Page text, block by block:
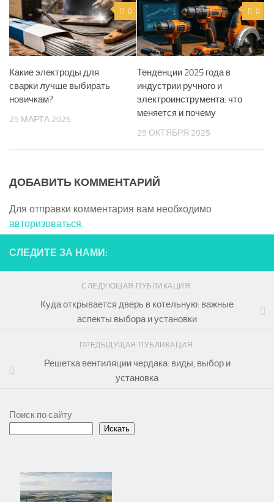
0
Какие электроды для
сварки лучше выбирать
новичкам?
25 МАРТА 2026
0
Тенденции 2025 года в
индустрии ручного и
электроинструмента: что
меняется и почему
29 ОКТЯБРЯ 2025
ДОБАВИТЬ КОММЕНТАРИЙ
Для отправки комментария вам необходимо
авторизоваться.
СЛЕДИТЕ ЗА НАМИ:
СЛЕДУЮЩАЯ ПУБЛИКАЦИЯ
Куда открывается дверь в котельную: важные
аспекты выбора и установки
ПРЕДЫДУЩАЯ ПУБЛИКАЦИЯ
Решетка вентиляции чердака: виды, выбор и
установка
Поиск по сайту
Искать